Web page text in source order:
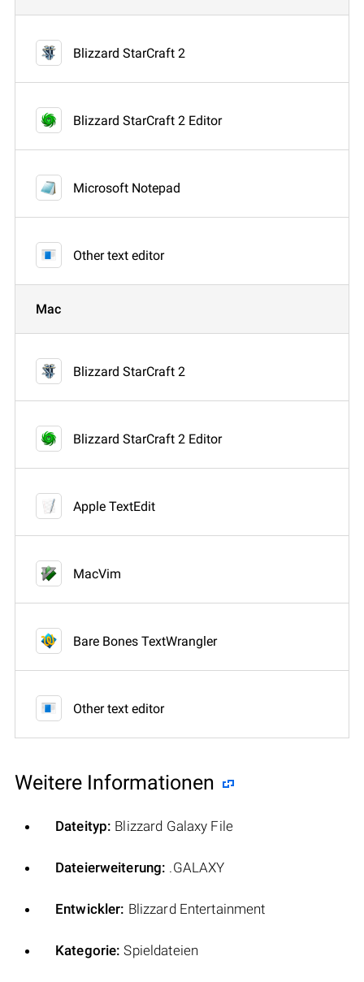
Blizzard StarCraft 2
Blizzard StarCraft 2 Editor
Microsoft Notepad
Other text editor
Mac
Blizzard StarCraft 2
Blizzard StarCraft 2 Editor
Apple TextEdit
MacVim
Bare Bones TextWrangler
Other text editor
Weitere Informationen
Dateityp: Blizzard Galaxy File
Dateierweiterung: .GALAXY
Entwickler: Blizzard Entertainment
Kategorie: Spieldateien